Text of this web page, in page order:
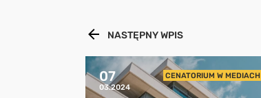
NASTĘPNY WPIS
07
03.2024
CENATORIUM W MEDIACH